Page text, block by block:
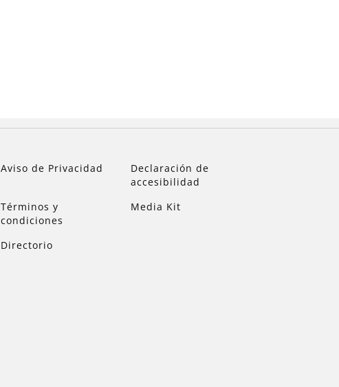
Aviso de Privacidad
Declaración de
accesibilidad
Términos y
condiciones
Media Kit
Directorio